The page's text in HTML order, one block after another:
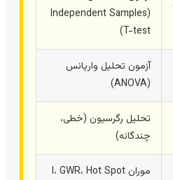
(Independent Samples
T-test)
آزمون تحلیل واریانس
تحلیل رگرسیون (خطی،
چندگانه)
موران I، GWR، Hot Spot